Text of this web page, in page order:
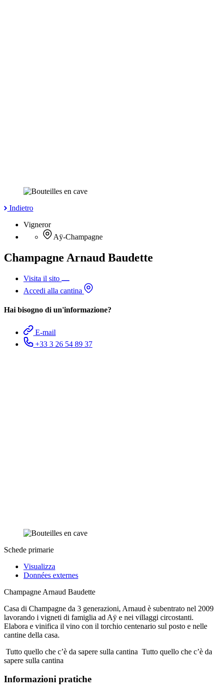
Indietro
Vigneror
Aÿ-Champagne
Champagne Arnaud Baudette
Visita il sito
Accedi alla cantina
Hai bisogno di un'informazione?
E-mail
+33 3 26 54 89 37
Schede primarie
Visualizza
Données externes
Champagne Arnaud Baudette
Casa di Champagne da 3 generazioni, Arnaud è subentrato nel 2009
lavorando i vigneti di famiglia ad Aÿ e nei villaggi circostanti.
Elabora e vinifica il vino con il torchio centenario sul posto e nelle
cantine della casa.
Tutto quello che c’è da sapere sulla cantina Tutto quello che c’è da
sapere sulla cantina
Informazioni pratiche